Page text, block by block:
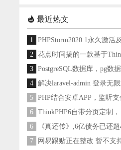
最近热文
1
2
3
4
解决laravel-admin 登录无
5
6
ThinkPHP6自带分页定制
6
7
网易跟贴正在整改 暂不支